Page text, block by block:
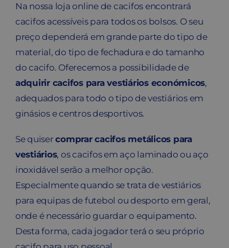
Na nossa loja online de cacifos encontrará
cacifos acessíveis para todos os bolsos. O seu
preço dependerá em grande parte do tipo de
material, do tipo de fechadura e do tamanho
do cacifo. Oferecemos a possibilidade de
adquirir cacifos para vestiários económicos,
adequados para todo o tipo de vestiários em
ginásios e centros desportivos.
Se quisercomprar cacifos metálicos para
vestiários, os cacifos em aço laminado ou aço
inoxidável serão a melhor opção.
Especialmente quando se trata de vestiários
para equipas de futebol ou desporto em geral,
onde é necessário guardar o equipamento.
Desta forma, cada jogador terá o seu próprio